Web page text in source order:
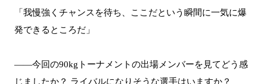
「我慢強くチャンスを待ち、ここだという瞬間に一気に爆
発できるところだ」
――今回の90kgトーナメントの出場メンバーを見てどう感
じましたか？ ライバルになりそうな選手はいますか？